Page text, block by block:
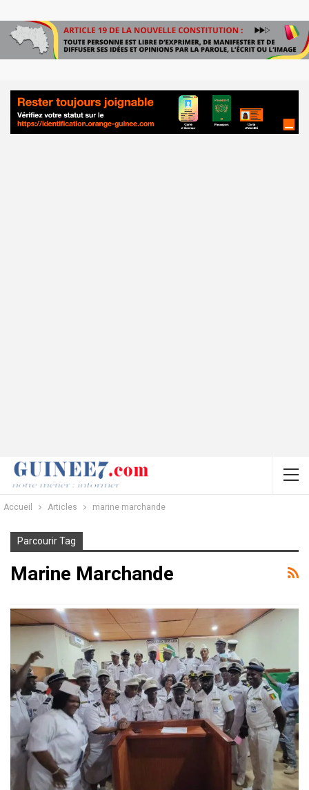
Accueil Articles marine marchande
Parcourir Tag
Marine Marchande